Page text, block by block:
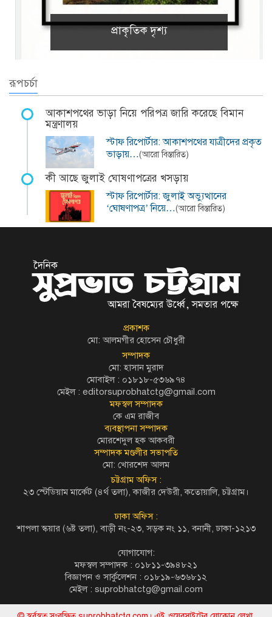
প্রাকৃতিক দৃশ্য
রূপচর্চা
আকাশপথের ভাড়া নিয়ে পরিপত্র জারি করেছে বিমান
মন্ত্রণালয়
স্টাফ রিপোর্টার: আকাশপথের যাত্রীদের প্রকৃত
ভাড়ায়…(আরো বিস্তারিত)
কী আছে জুলাই ঘোষণাপত্রের খসড়ায়
স্টাফ রিপোর্টার: জুলাই অভ্যুত্থানের
‘ঘোষণাপত্র’ নিয়ে…(আরো বিস্তারিত)
প্রকাশক
মো: আলমগীর হোসেন চৌধুরী
সম্পাদক
মো: হাসান মুরাদ
মোবাইল : ০১৮১৮-৫৩৬৯৭৪
মেইল : editorsuprobhatctg@gmail.com
মফস্বল সম্পাদক
কে এম রাজীব
ব্যবস্থাপনা সম্পাদক
মোরশেদুল হক আকবরী
সম্পাদক মণ্ডলীর সভাপতি
মো: খোরশেদ আলম
চট্টগ্রাম অফিস :
২৩ স্টেডিয়াম মার্কেট (৪র্থ তলা), কাজীর দেউরী, কতোয়ালি, চট্টগ্রাম।
ঢাকা অফিস :
শাপলা স্কয়ার (৬ষ্ট তলা), বাড়ী নং-২৩, সড়ক নং ১১, বনানী, ঢাকা-১২১৩
যোগাযোগ:
মফস্বল সম্পাদক : ০১৮১১-৩৯৪৮২১
বিজ্ঞাপন ও সার্কুলেশন : ০১৮১৯-৬৩৬৮১২
মেইল : suprobhatctg@gmail.com